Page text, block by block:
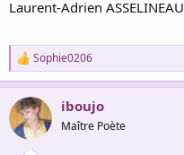
Laurent-Adrien ASSELINEAU
R
e
a
c
t
i
Sophie0206
iboujo
Maître Poète